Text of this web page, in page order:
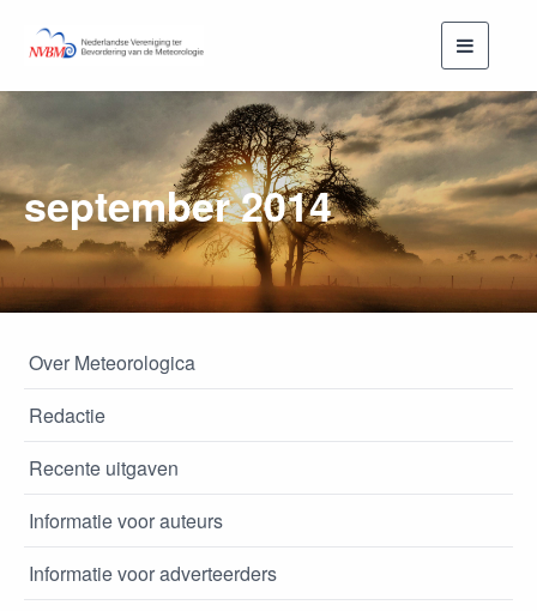
Toggle
september 2014
Over Meteorologica
Redactie
Recente uitgaven
Informatie voor auteurs
Informatie voor adverteerders